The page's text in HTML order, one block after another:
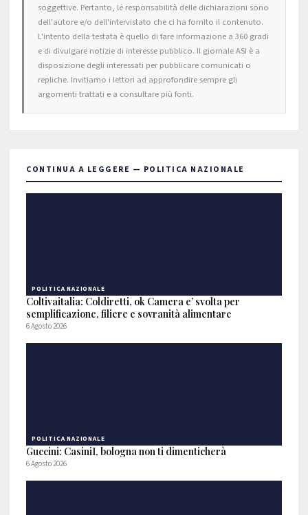
soggettive. Pertanto, le responsabilità delle dichiarazioni sono
dell'autore e/o dell'intervistato che ci ha fornito il contenuto.
L'intento della testata è quello di fare informazione a 360 gradi
e di divulgare notizie di interesse pubblico. Il giornale ASI è a
disposizione degli interessati per pubblicare comunicati o
repliche. Invitiamo i lettori ad approfondire sempre gli
argomenti trattati e a consultare più fonti.
CONTINUA A LEGGERE — POLITICA NAZIONALE
POLITICA NAZIONALE
Coltivaitalia: Coldiretti, ok Camera e’ svolta per
semplificazione, filiere e sovranità alimentare
6 Agosto 2026
POLITICA NAZIONALE
Guccini: CasiniI, bologna non ti dimenticherà
6 Agosto 2026